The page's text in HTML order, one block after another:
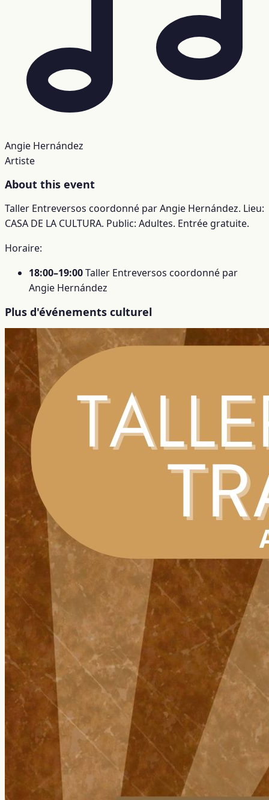
Angie Hernández
Artiste
About this event
Taller Entreversos coordonné par Angie Hernández. Lieu:
CASA DE LA CULTURA. Public: Adultes. Entrée gratuite.
Horaire:
18:00–19:00Taller Entreversos coordonné par
Angie Hernández
Plus d'événements culturel